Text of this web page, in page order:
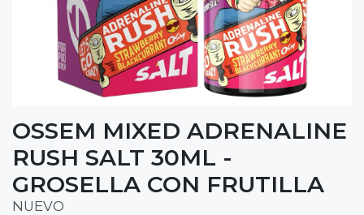
OSSEM MIXED ADRENALINE
RUSH SALT 30ML -
GROSELLA CON FRUTILLA
NUEVO